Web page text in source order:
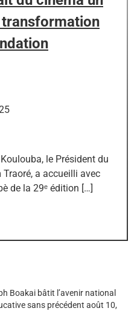
transformation
le Président du
a accueilli avec
de la 29ᵉ édition […]
Boakai bâtit l’avenir national
sans précédent août 10,